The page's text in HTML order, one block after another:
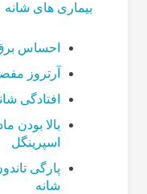
بیماری های شانه
احساس
آرتروز
افتادگی
بالا بودن
اسپرینگل
پارگی
شانه